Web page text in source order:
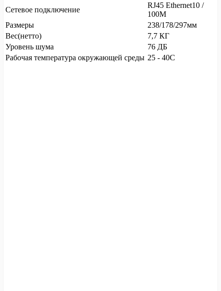
Сетевое подключение
RJ45 Ethernet10 /
100M
Размеры
238/178/297мм
Вес(нетто)
7,7 КГ
Уровень шума
76 ДБ
Рабочая температура окружающей среды 25 - 40C